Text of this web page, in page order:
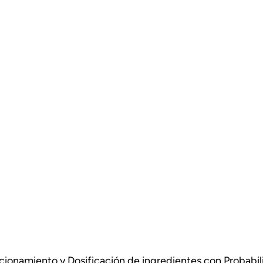
y Dosificación de ingredientes con